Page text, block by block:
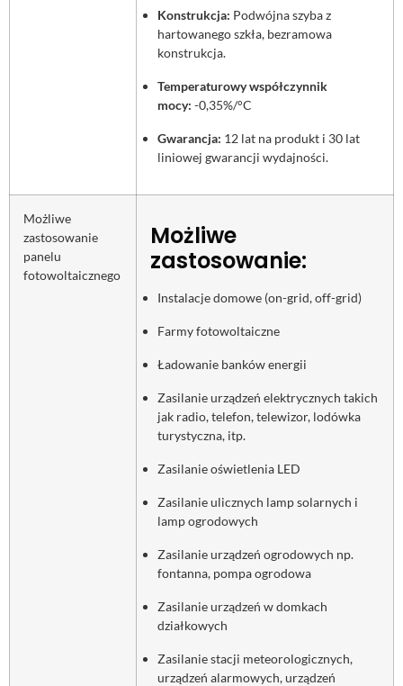
Konstrukcja: Podwójna szyba z
hartowanego szkła, bezramowa
konstrukcja.
Temperaturowy współczynnik
mocy: -0,35%/°C
Gwarancja: 12 lat na produkt i 30 lat
liniowej gwarancji wydajności.
Możliwe
zastosowanie
panelu
fotowoltaicznego
Możliwe
zastosowanie:
Instalacje domowe (on-grid, off-grid)
Farmy fotowoltaiczne
Ładowanie banków energii
Zasilanie urządzeń elektrycznych takich
jak radio, telefon, telewizor, lodówka
turystyczna, itp.
Zasilanie oświetlenia LED
Zasilanie ulicznych lamp solarnych i
lamp ogrodowych
Zasilanie urządzeń ogrodowych np.
fontanna, pompa ogrodowa
Zasilanie urządzeń w domkach
działkowych
Zasilanie stacji meteorologicznych,
urządzeń alarmowych, urządzeń